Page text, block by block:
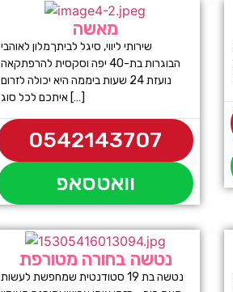
מאשה
שירותי ליווי, סיגל לביתךמלון לאוהבי
הבוגרות בת-40 יפה וסקסית להרפתקאה
נועזת 24 שעות ביממה היא יכולה לזרום
איתכם לכל סוג […]
0542143707
וואטסאפ
נטשה בחורה מטורפת
נטשה בת 19 סטודנטית שמחפשת לעשות